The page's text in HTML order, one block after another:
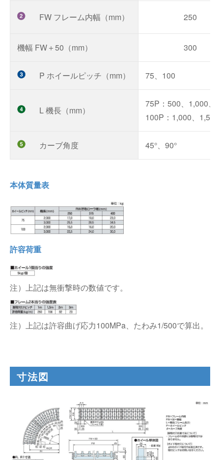
FW フレーム内幅（mm） 250
機幅 FW＋50（mm） 300
P ホイールピッチ（mm） 75、100
L 機長（mm）
75P：500、1,000、
100P：1,000、
カーブ角度 45°、90°
本体質量表
許容荷重
注）上記は無衝撃時の数値です。
注）上記は許容曲げ応力100MPa、たわみ1/500で算出。
寸法図